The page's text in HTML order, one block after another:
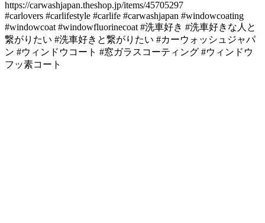
https://carwashjapan.theshop.jp/items/45705297
#carlovers #carlifestyle #carlife #carwashjapan #windowcoating
#windowcoat #windowfluorinecoat #洗車好き #洗車好きな人と
繋がりたい #洗車好きと繋がりたい #カーウォッシュジャパ
ン #ウィンドウコート #窓ガラスコーティング #ウィンドウ
フッ素コート